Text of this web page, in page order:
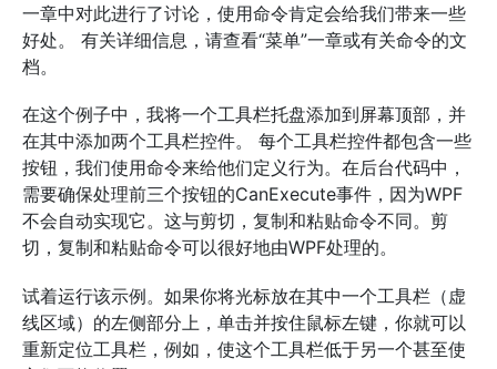
一章中对此进行了讨论，使用命令肯定会给我们带来一些
好处。 有关详细信息，请查看“菜单”一章或有关命令的文
档。
在这个例子中，我将一个工具栏托盘添加到屏幕顶部，并
在其中添加两个工具栏控件。 每个工具栏控件都包含一些
按钮，我们使用命令来给他们定义行为。在后台代码中，
需要确保处理前三个按钮的CanExecute事件，因为WPF
不会自动实现它。这与剪切，复制和粘贴命令不同。剪
切，复制和粘贴命令可以很好地由WPF处理的。
试着运行该示例。如果你将光标放在其中一个工具栏（虚
线区域）的左侧部分上，单击并按住鼠标左键，你就可以
重新定位工具栏，例如，使这个工具栏低于另一个甚至使